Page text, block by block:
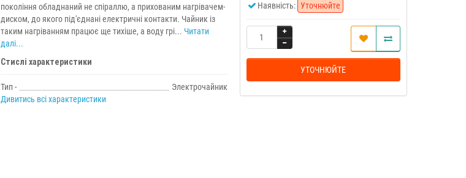
покоління обладнаний не спіраллю, а прихованим нагрівачем-
диском, до якого під'єднані електричні контакти. Чайник із
таким нагріванням працює ще тихіше, а воду грі... Читати
далі...
Стислі характеристики
Тип -
Электрочайник
Дивитись всі характеристики
Наявність: Уточнюйте
УТОЧНЮЙТЕ